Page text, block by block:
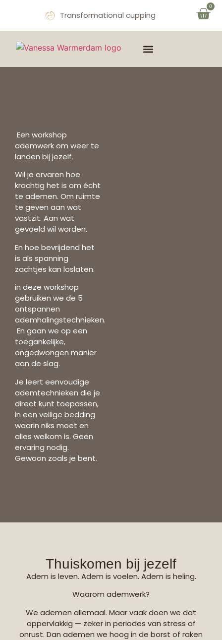
Transformational cupping
0
Een workshop
ademwerk om weer te
landen bij jezelf.
Wil je ervaren hoe
krachtig het is om écht
te ademen. Om ruimte
te geven aan wat
vastzit. Aan wat
gevoeld wil worden.
En hoe bevrijdend het
is als spanning
zachtjes kan loslaten.
in deze workshop
gebruiken we de 5
ontspannen
ademhalingstechnieken.
En gaan we op een
toegankelijke,
ongedwongen manier
aan de slag.
Je leert eenvoudige
ademtechnieken die je
direct kunt toepassen,
in een veilige bedding
waarin niks moet en
alles welkom is. Geen
ervaring nodig.
Gewoon zoals je bent.
Thuiskomen bij jezelf
Adem is leven. Adem is voelen. Adem is heling.
Waarom ademwerk?
We ademen allemaal. Maar vaak doen we dat
oppervlakkig — zeker in periodes van stress of
onrust. Dan ademen we hoog in de borst of raken